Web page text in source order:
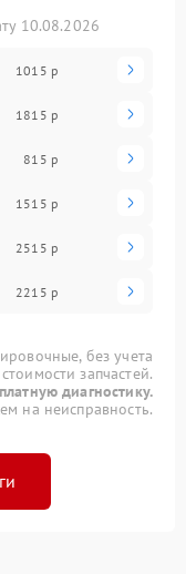
10.08.2026
1015 р
1815 р
815 р
1515 р
2515 р
2215 р
без учета
стоимости запчастей.
диагностику.
на неисправность.